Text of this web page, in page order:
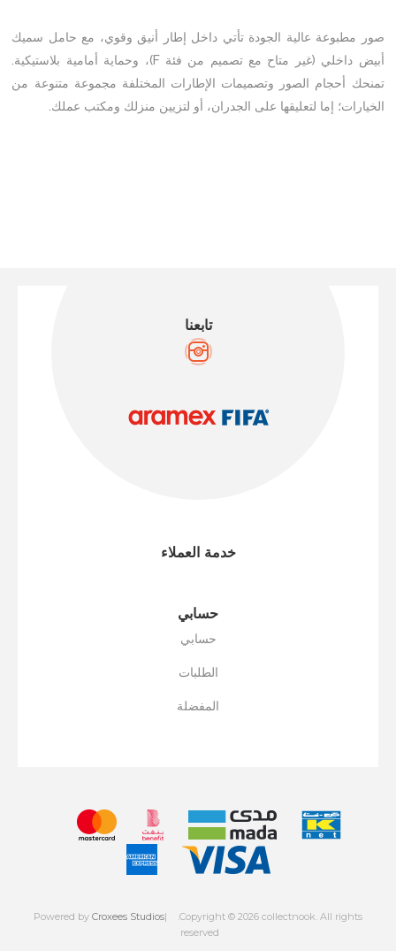
صور مطبوعة عالية الجودة تأتي داخل إطار أنيق وقوي، مع حامل سميك
أبيض داخلي (غير متاح مع تصميم من فئة F)، وحماية أمامية بلاستيكية.
تمنحك أحجام الصور وتصميمات الإطارات المختلفة مجموعة متنوعة من
الخيارات؛ إما لتعليقها على الجدران، أو لتزيين منزلك ومكتب عملك.
تابعنا
خدمة العملاء
حسابي
حسابي
الطلبات
المفضلة
Powered by Croxees Studios
.Copyright © 2026 collectnook. All rights
reserved